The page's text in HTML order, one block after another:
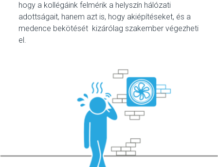
hogy a kollégáink felmérik a helyszín hálózati
adottságait, hanem azt is, hogy akiépítéseket, és a
medence bekötését kizárólag szakember végezheti
el.